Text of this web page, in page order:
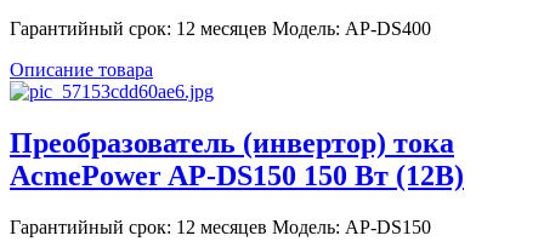
Гарантийный срок: 12 месяцев Модель: AP-DS400
Описание товара
Преобразователь (инвертор) тока
AcmePower AP-DS150 150 Вт (12В)
Гарантийный срок: 12 месяцев Модель: AP-DS150